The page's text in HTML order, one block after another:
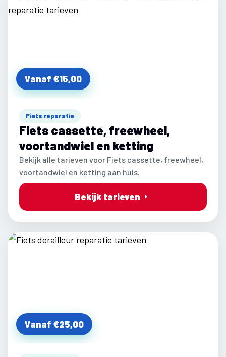
Vanaf €15,00
Fiets reparatie
Fiets cassette, freewheel,
voortandwiel en ketting
Bekijk alle tarieven voor Fiets cassette, freewheel,
voortandwiel en ketting aan huis.
Bekijk tarieven
Vanaf €25,00